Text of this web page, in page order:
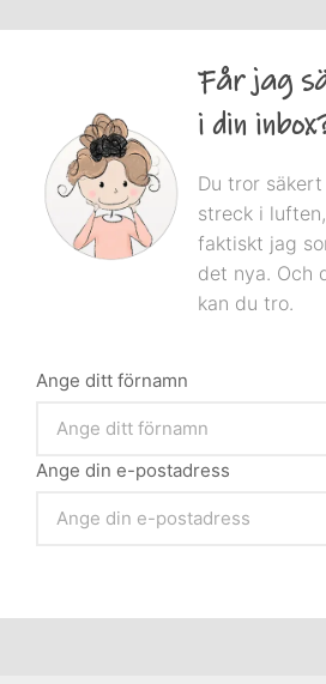
Får jag
i din
Du tror
streck i
faktiskt jag
det nya. Och
kan du tro.
Ange ditt förnamn
Ange din e-postadress